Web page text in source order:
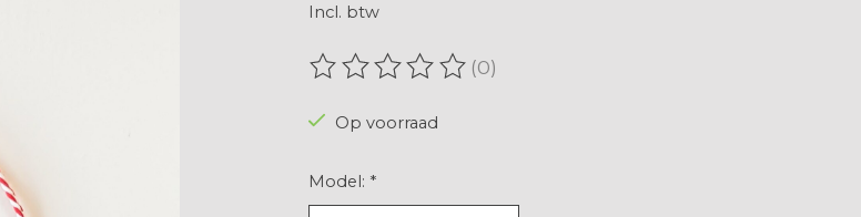
Incl. btw
De beoordeling van dit product is
(0)
Op voorraad
Model: *